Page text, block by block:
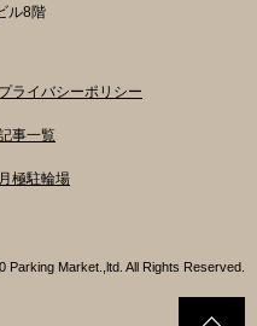
数料 不要です。 定期利用
：1,800円／月 路上自転車
定期利用料金が異なりま
利用料金 各駐輪場で一時利
せください。 新宿区HPはこ
て管理員に手渡しもしくは
ル8階
プライバシーポリシー
事一覧
月極駐輪場
Parking Market.,ltd. All Rights Reserved.